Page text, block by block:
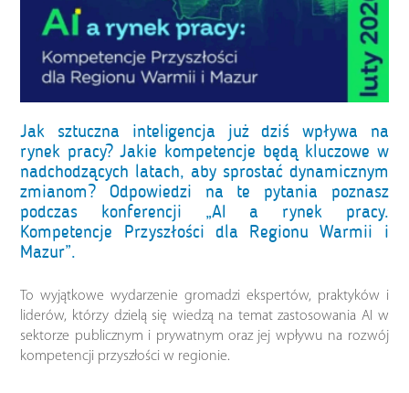
Jak sztuczna inteligencja już dziś wpływa na
rynek pracy? Jakie kompetencje będą kluczowe w
nadchodzących latach, aby sprostać dynamicznym
zmianom? Odpowiedzi na te pytania poznasz
podczas konferencji „AI a rynek pracy.
Kompetencje Przyszłości dla Regionu Warmii i
Mazur”.
To wyjątkowe wydarzenie gromadzi ekspertów, praktyków i
liderów, którzy dzielą się wiedzą na temat zastosowania AI w
sektorze publicznym i prywatnym oraz jej wpływu na rozwój
kompetencji przyszłości w regionie.